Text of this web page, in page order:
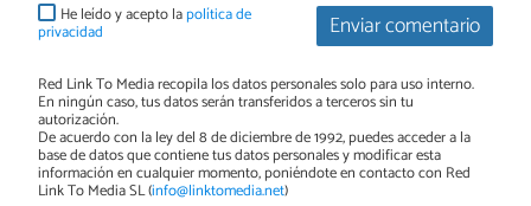
Enviar comentario
He leído y acepto lapolítica de
privacidad
Red Link To Media recopila los datos personales solo para uso interno.
En ningún caso, tus datos serán transferidos a terceros sin tu
autorización.
De acuerdo con la ley del 8 de diciembre de 1992, puedes acceder a la
base de datos que contiene tus datos personales y modificar esta
información en cualquier momento, poniéndote en contacto con Red
Link To Media SL (info@linktomedia.net)